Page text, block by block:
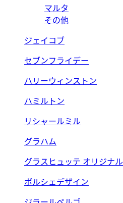
マルタ
その他
ジェイコブ
セブンフライデー
ハリーウィンストン
ハミルトン
リシャールミル
グラハム
グラスヒュッテ オリジナル
ポルシェデザイン